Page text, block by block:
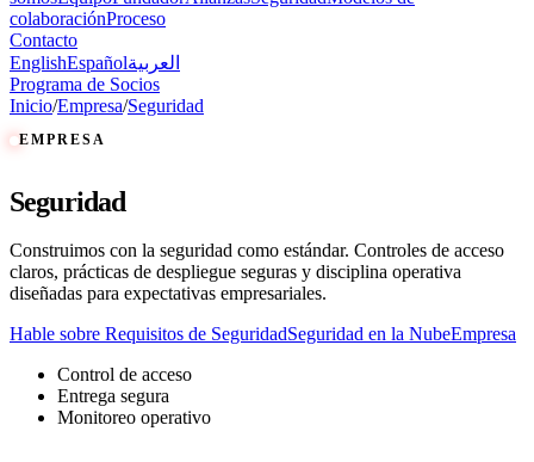
colaboraciónProceso
Contacto
EnglishEspañolالعربية
Programa de Socios
Inicio/Empresa/Seguridad
EMPRESA
Seguridad
Construimos con la seguridad como estándar. Controles de acceso
claros, prácticas de despliegue seguras y disciplina operativa
diseñadas para expectativas empresariales.
Hable sobre Requisitos de SeguridadSeguridad en la NubeEmpresa
Control de acceso
Entrega segura
Monitoreo operativo